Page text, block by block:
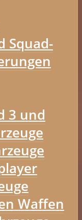
Squad-
3 und
Waffen